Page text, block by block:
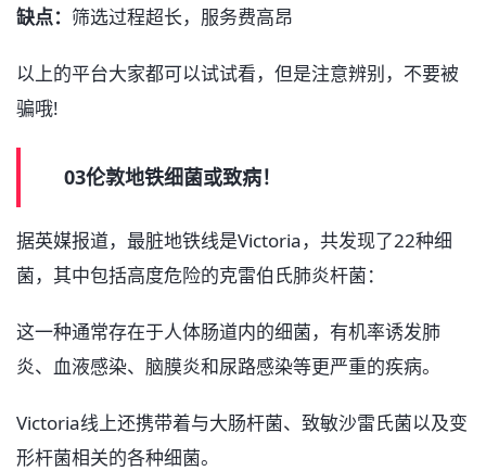
缺点： 筛选过程超长，服务费高昂
以上的平台大家都可以试试看，但是注意辨别，不要被
骗哦!
03伦敦地铁细菌或致病！
据英媒报道，最脏地铁线是Victoria，共发现了22种细
菌，其中包括高度危险的克雷伯氏肺炎杆菌：
这一种通常存在于人体肠道内的细菌，有机率诱发肺
炎、血液感染、脑膜炎和尿路感染等更严重的疾病。
Victoria线上还携带着与大肠杆菌、致敏沙雷氏菌以及变
形杆菌相关的各种细菌。